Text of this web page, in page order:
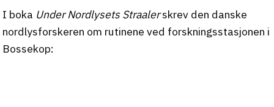
I boka Under Nordlysets Straalerskrev den danske
nordlysforskeren om rutinene ved forskningsstasjonen i
Bossekop: